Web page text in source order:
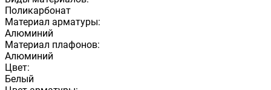
Поликарбонат
Материал арматуры:
Алюминий
Материал плафонов:
Алюминий
Цвет:
Белый